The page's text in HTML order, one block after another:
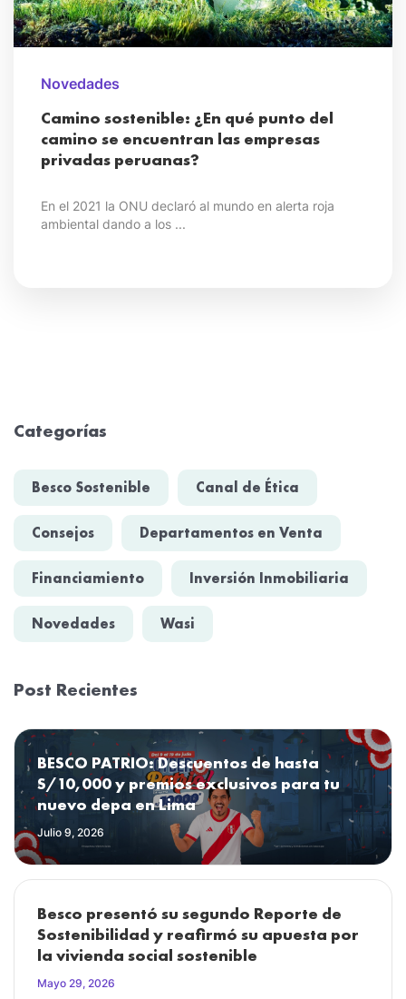
Novedades
Camino sostenible: ¿En qué punto del
camino se encuentran las empresas
privadas peruanas?
En el 2021 la ONU declaró al mundo en alerta roja
ambiental dando a los ...
Categorías
Besco Sostenible Canal de Ética
Consejos Departamentos en Venta
Financiamiento Inversión Inmobiliaria
Novedades Wasi
Post Recientes
BESCO PATRIO: Descuentos de hasta
S/10,000 y premios exclusivos para tu
nuevo depa en Lima
Julio 9, 2026
Besco presentó su segundo Reporte de
Sostenibilidad y reafirmó su apuesta por
la vivienda social sostenible
Mayo 29, 2026